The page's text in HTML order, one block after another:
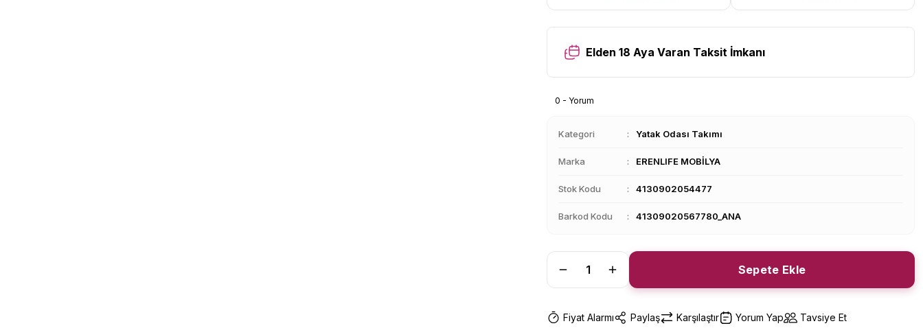
Elden 18 Aya Varan Taksit İmkanı
0 - Yorum
Kategori Yatak Odası Takımı
Marka ERENLIFE MOBİLYA
Stok Kodu 4130902054477
Barkod Kodu 41309020567780_ANA
Sepete Ekle
Fiyat Alarmı Paylaş Karşılaştır Yorum Yap Tavsiye Et